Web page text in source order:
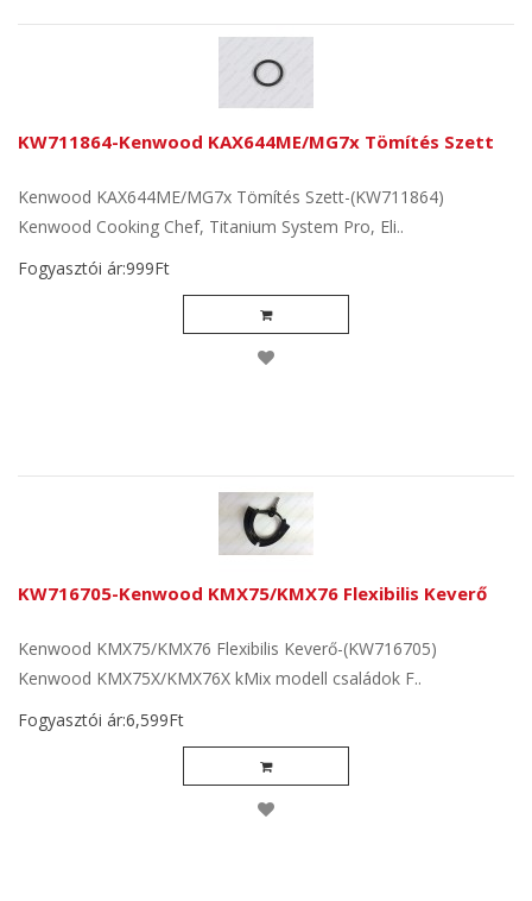
KW711864-Kenwood KAX644ME/MG7x Tömítés Szett
Kenwood KAX644ME/MG7x Tömítés Szett-(KW711864)
Kenwood Cooking Chef, Titanium System Pro, Eli..
Fogyasztói ár:999Ft
KW716705-Kenwood KMX75/KMX76 Flexibilis Keverő
Kenwood KMX75/KMX76 Flexibilis Keverő-(KW716705)
Kenwood KMX75X/KMX76X kMix modell családok F..
Fogyasztói ár:6,599Ft